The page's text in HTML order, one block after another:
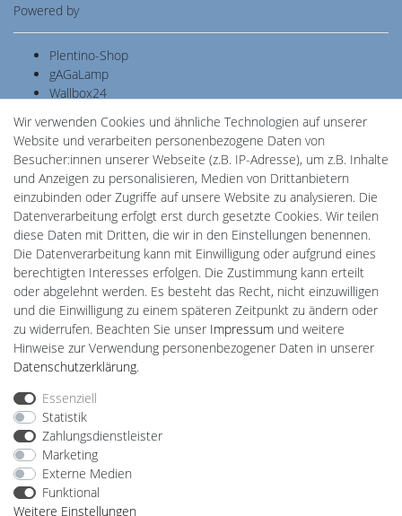
Powered by
Plentino-Shop
gAGaLamp
Wallbox24
Batteriespeicher
PlentiSolar
Gebrauchtlicht
Ledkauf
DEYESOLAR
Lightech Connect
CardanLight Europe
FORTIMO LEDs
LED-RETROSHOP
MeinUSB
Impressum
Barrierefreiheitserklärung
Vertrag widerrufen
Wir verwenden Cookies und ähnliche Technologien auf unserer
Website und verarbeiten personenbezogene Daten von
Besucher:innen unserer Webseite (z.B. IP-Adresse), um z.B. Inhalte
und Anzeigen zu personalisieren, Medien von Drittanbietern
einzubinden oder Zugriffe auf unsere Website zu analysieren. Die
Datenverarbeitung erfolgt erst durch gesetzte Cookies. Wir teilen
diese Daten mit Dritten, die wir in den Einstellungen benennen.
Die Datenverarbeitung kann mit Einwilligung oder aufgrund eines
berechtigten Interesses erfolgen. Die Zustimmung kann erteilt
oder abgelehnt werden. Es besteht das Recht, nicht einzuwilligen
und die Einwilligung zu einem späteren Zeitpunkt zu ändern oder
zu widerrufen. Beachten Sie unser Impressum und weitere
Hinweise zur Verwendung personenbezogener Daten in unserer
Daten­schutz­erklärung.
Essenziell
Statistik
Zahlungsdienstleister
Marketing
Externe Medien
Funktional
Weitere Einstellungen